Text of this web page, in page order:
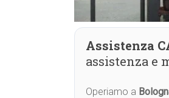
Assistenza
assistenza e
Operiamo a